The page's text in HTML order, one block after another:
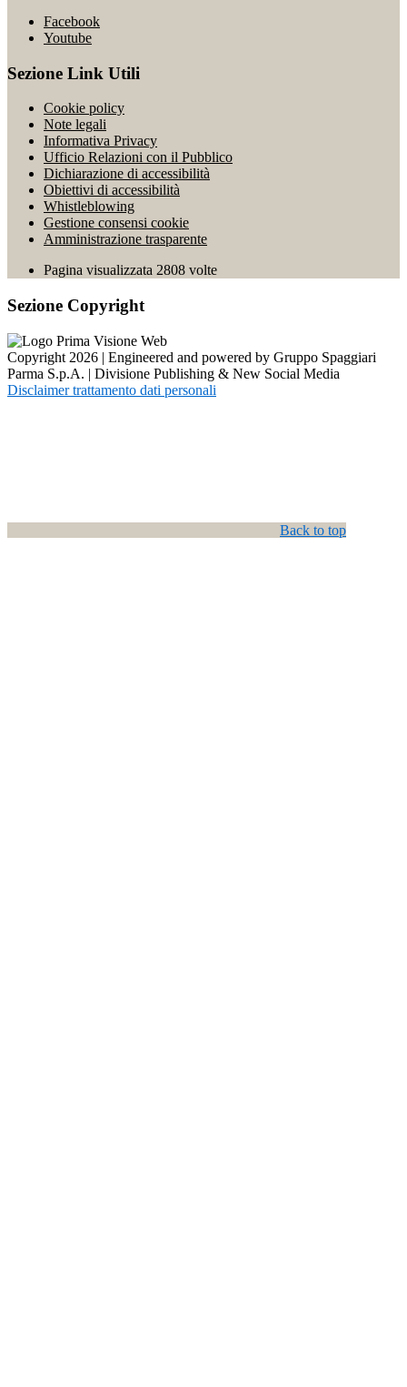
Facebook
Youtube
Sezione Link Utili
Cookie policy
Note legali
Informativa Privacy
Ufficio Relazioni con il Pubblico
Dichiarazione di accessibilità
Obiettivi di accessibilità
Whistleblowing
Gestione consensi cookie
Amministrazione trasparente
Pagina visualizzata 2808 volte
Sezione Copyright
Copyright 2026 | Engineered and powered by Gruppo Spaggiari
Parma S.p.A. | Divisione Publishing & New Social Media
Disclaimer trattamento dati personali
Back to top